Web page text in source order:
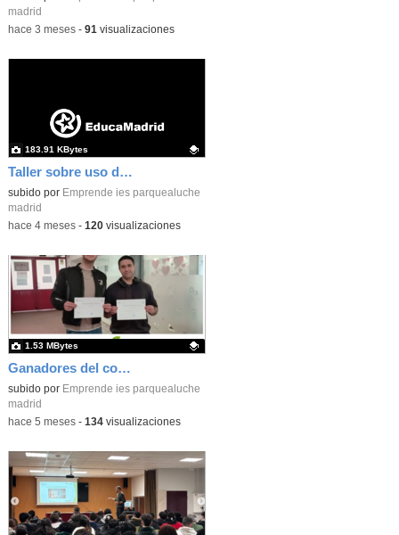
madrid
-hace 3 meses- 91 visualizaciones
Taller sobre uso de la IA impartido por Fundación Junior Achievement
Contenido educativo.
subido por Emprende ies parquealuche
madrid
183.91 KBytes
-hace 4 meses- 120visualizaciones
Ganadores del concurso de Ideas de negocio del IES Parque Aluche
Contenido educativo.
subido por Emprende ies parquealuche
madrid
1.53 MBytes
-hace 5 meses- 134visualizaciones